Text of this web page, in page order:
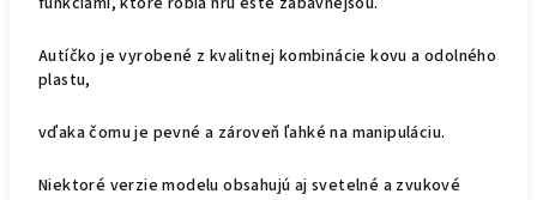
Autíčko je vyrobené z kvalitnej kombinácie kovu a odolného
plastu,
vďaka čomu je pevné a zároveň ľahké na manipuláciu.
Niektoré verzie modelu obsahujú aj svetelné a zvukové